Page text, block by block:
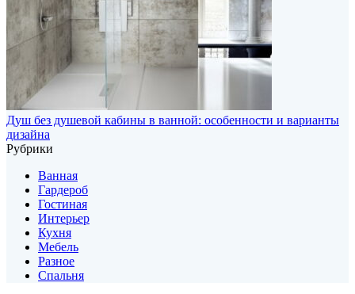
Душ без душевой кабины в ванной: особенности и варианты
дизайна
Рубрики
Ванная
Гардероб
Гостиная
Интерьер
Кухня
Мебель
Разное
Спальня